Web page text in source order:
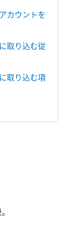
カウントを
取り込む従
取り込む項